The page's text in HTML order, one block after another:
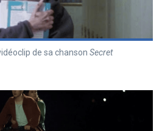
de sa chanson Secret